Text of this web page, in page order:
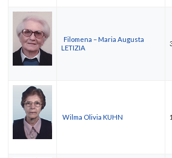
Filomena – Maria Augusta
LETIZIA
Wilma Olivia KUHN